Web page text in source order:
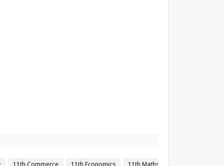
11th Commerce 11th Economics 11th Maths